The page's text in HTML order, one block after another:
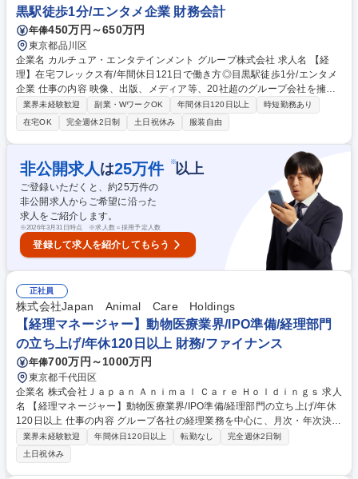
黒駅徒歩1分/エンタメ企業 財務会計
年俸450万円～650万円
東京都品川区
企業名 カルチュア・エンタテインメント グループ株式会社 求人名 【経
理】在宅フレックス有/年間休日121日で働き方◎目黒駅徒歩1分/エンタメ
企業 仕事の内容 映像、出版、メディア等、20社超のグループ会社を擁す
る当社の経理として、単体・連結決算から業務改善まで広くお任せしま
す。フローの見直しやIPO準備など、攻めの経理としてキャリアを築ける
環境です。 まずは日常的な伝票処理や月次・年次決算の補助からスタート
して徐々に慣れていただきます◎■グループ各社の月次・四半期・年次決
算業務■伝票処理（請求書発行、国内外支払、経費精算等）および納税業
務■決算早期化に向けた業務フローの改善・標準化の推進■資金管理業務
（資金繰り・入出金管理）■連結決算業務への対応、および会計監査・税
務調査対応■IPOに向けた内部管理体制の整備・開示サポート 募集職種
【経理】在宅フレックス有/年間休日121日で働き方◎目黒駅徒歩1分/エン
タメ企業
業界未経験歓迎 副業・WワークOK 年間休日120日以上
時短勤務あり
在宅OK
完全週休2日制 土日祝休み 服装自由
非公開求人 は25万件 ※以上
ご登録いただくと、約25万件の
非公開求人からご希望に沿った
求人をご紹介します。
※2026年3月31日時点 ※求人数＝採用予定人数
登録して求人を紹介してもらう
正社員
株式会社Japan Animal Care Holdings
【経理マネージャー】動物医療業界/IPO準備/経理部門
の立ち上げ/年休120日以上 財務/ファイナンス
年俸700万円～1000万円
東京都千代田区
企業名 株式会社Ｊａｐａｎ Ａｎｉｍａｌ Ｃａｒｅ Ｈｏｌｄｉｎｇｓ 求人
名 【経理マネージャー】動物医療業界/IPO準備/経理部門の立ち上げ/年休
120日以上 仕事の内容 グループ各社の経理業務を中心に、月次・年次決
算、会計処理の統一、業務フローの整備等を担当。子会社の実務やグルー
プ全体を俯瞰した経理体制の構築・改善にも関与。将来は上場を見据えた
管理体制の整備を実施。 【具体的には】体制立ち上げ後は通常の経理業務
業界未経験歓迎 年間休日120日以上 転勤なし
完全週休2日制
土日祝休み